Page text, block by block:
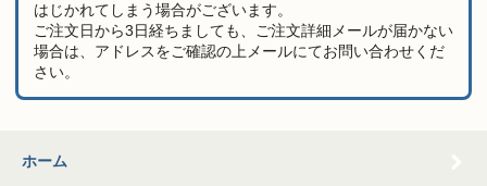
はじかれてしまう場合がございます。
ご注文日から3日経ちましても、ご注文詳細メールが届かない
場合は、アドレスをご確認の上メールにてお問い合わせくだ
さい。
ホーム